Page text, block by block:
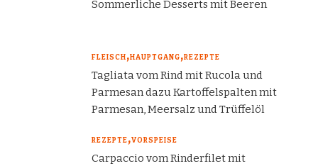
Sommerliche Desserts mit Beeren
FLEISCH HAUPTGANG REZEPTE
Tagliata vom Rind mit Rucola und
Parmesan dazu Kartoffelspalten mit
Parmesan, Meersalz und Trüffelöl
REZEPTE VORSPEISE
Carpaccio vom Rinderfilet mit